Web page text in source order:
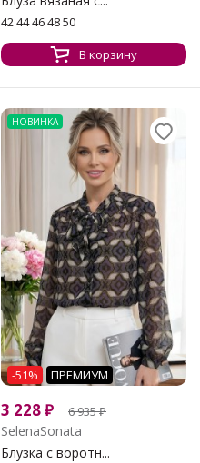
42 44 46 48 50
В корзину
НОВИНКА
-51% ПРЕМИУМ
3 228₽ 6 935₽
SelenaSonata
Блузка с воротн...